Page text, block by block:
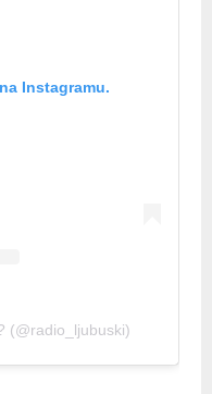
Instagramu.
(@radio_ljubuski)